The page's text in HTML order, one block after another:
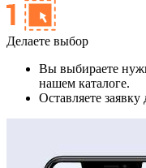
Делаете выбор
Вы выбираете
нашем каталоге.
Оставляете